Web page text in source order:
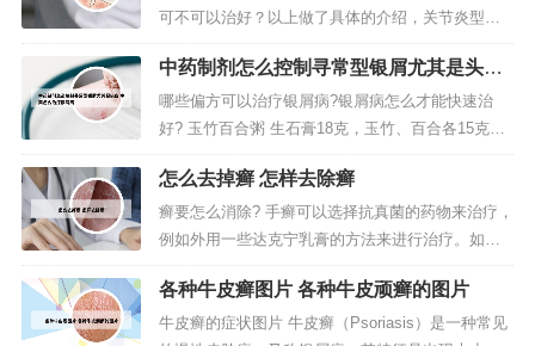
可不可以治好？以上做了具体的介绍，关节炎型银
屑病治疗专家说现在关节炎型银屑病虽然还不能完
全被治愈，但是只要我们对于病人的病情发现的够
及时，而且关节炎型银屑病治疗方法得当，就能够
使病情恢复。银屑病属于慢性顽固性皮肤病之一，
根治难是治疗的难点所在，但是合理用...
中药制剂怎么控制寻常型银屑尤其是头皮
中药怎么治疗银屑病
哪些偏方可以治疗银屑病?银屑病怎么才能快速治
好? 玉竹百合粥 生石膏18克，玉竹、百合各15克，
大米60克，盐适量。先将生石膏、玉竹加水3碗煎至
2碗，去渣取汤再加百合、大米煮成粥，加盐调味服
食，每日1剂，连服8~10剂。一到两杯胶态燕麦片加
温水，可以全身敷也可以定点敷。Lin医生说，洗澡
水中加燕麦...
怎么去掉癣 怎样去除癣
癣要怎么消除? 手癣可以选择抗真菌的药物来治疗，
例如外用一些达克宁乳膏的方法来进行治疗。如果
外用药物治疗效果不理想，也可以通过口服药物来
治疗，如伊曲康挫、氟康挫等。首先狗狗长癣，小
面积感染可以使用皮康霜、伊曲康唑、酮康唑、铭
各种牛皮癣图片 各种牛皮顽癣的图片
牛皮癣的症状图片 牛皮癣（Psoriasis）是一种常见